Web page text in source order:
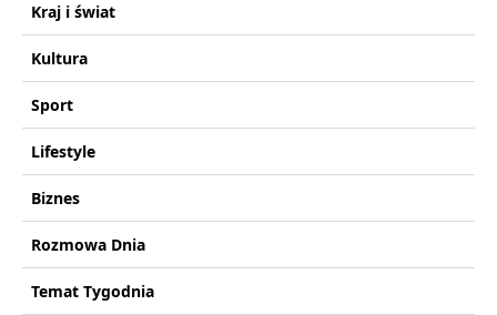
Kraj i świat
Kultura
Sport
Lifestyle
Biznes
Rozmowa Dnia
Temat Tygodnia